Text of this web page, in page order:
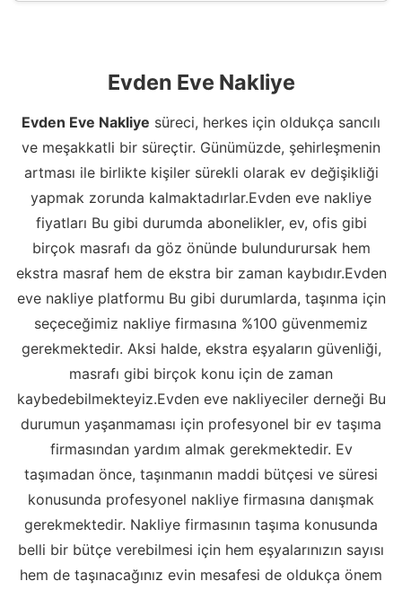
Evden Eve Nakliye
Evden Eve Nakliye süreci, herkes için oldukça sancılı
ve meşakkatli bir süreçtir. Günümüzde, şehirleşmenin
artması ile birlikte kişiler sürekli olarak ev değişikliği
yapmak zorunda kalmaktadırlar.Evden eve nakliye
fiyatları Bu gibi durumda abonelikler, ev, ofis gibi
birçok masrafı da göz önünde bulundurursak hem
ekstra masraf hem de ekstra bir zaman kaybıdır.Evden
eve nakliye platformu Bu gibi durumlarda, taşınma için
seçeceğimiz nakliye firmasına %100 güvenmemiz
gerekmektedir. Aksi halde, ekstra eşyaların güvenliği,
masrafı gibi birçok konu için de zaman
kaybedebilmekteyiz.Evden eve nakliyeciler derneği Bu
durumun yaşanmaması için profesyonel bir ev taşıma
firmasından yardım almak gerekmektedir. Ev
taşımadan önce, taşınmanın maddi bütçesi ve süresi
konusunda profesyonel nakliye firmasına danışmak
gerekmektedir. Nakliye firmasının taşıma konusunda
belli bir bütçe verebilmesi için hem eşyalarınızın sayısı
hem de taşınacağınız evin mesafesi de oldukça önem